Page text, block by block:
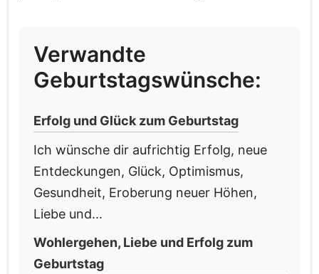
Verwandte
Geburtstagswünsche:
Erfolg und Glück zum Geburtstag
Ich wünsche dir aufrichtig Erfolg, neue
Entdeckungen, Glück, Optimismus,
Gesundheit, Eroberung neuer Höhen,
Liebe und...
Wohlergehen, Liebe und Erfolg zum
Geburtstag